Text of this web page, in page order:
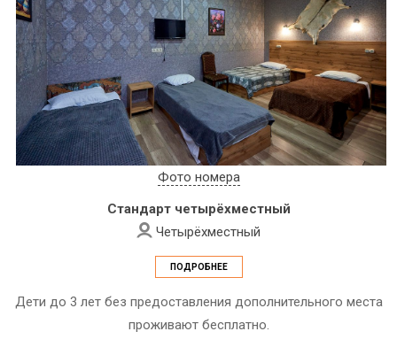
Фото номера
Стандарт четырёхместный
Четырёхместный
ПОДРОБНЕЕ
Дети до 3 лет без предоставления дополнительного места
проживают бесплатно.